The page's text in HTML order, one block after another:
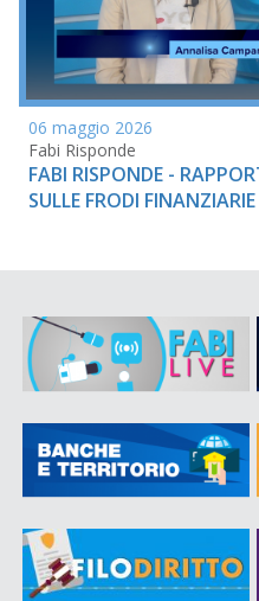
06 maggio 2026
Fabi Risponde
FABI RISPONDE -
SULLE FRODI